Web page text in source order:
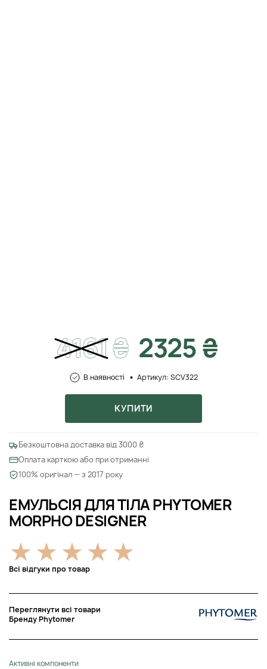
ЕМУЛЬСІЯ ДЛЯ ТІЛА PHYTOMER
MORPHO DESIGNER
Всі відгуки про товар
Переглянути всі товари
Бренду Phytomer
Активні компоненти
4161₴ 2325 ₴
В наявності Артикул: SCV322
КУПИТИ
Безкоштовна доставка від 3000 ₴
Оплата карткою або при отриманні
100% оригінал — з 2017 року